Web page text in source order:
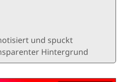
und spuckt
Hintergrund